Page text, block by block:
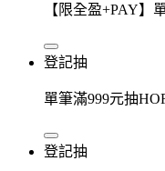
【限全盈+PAY】
登記抽
單筆滿999元抽
登記抽